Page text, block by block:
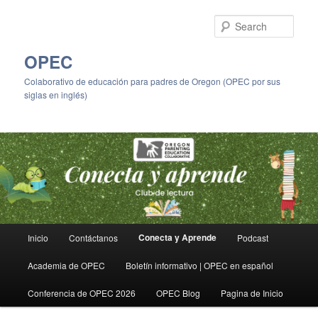
OPEC
Colaborativo de educación para padres de Oregon (OPEC por sus
siglas en inglés)
Inicio Contáctanos Conecta y Aprende Podcast
Academia de OPEC Boletín informativo | OPEC en español
Conferencia de OPEC 2026 OPEC Blog Pagina de Inicio